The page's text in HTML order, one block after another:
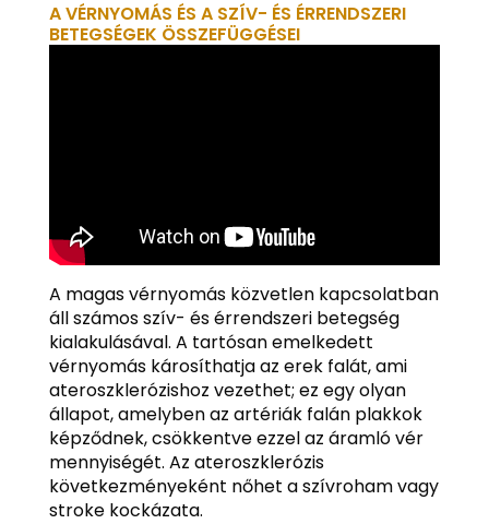
A VÉRNYOMÁS ÉS A SZÍV- ÉS ÉRRENDSZERI
BETEGSÉGEK ÖSSZEFÜGGÉSEI
A magas vérnyomás közvetlen kapcsolatban
áll számos szív- és érrendszeri betegség
kialakulásával. A tartósan emelkedett
vérnyomás károsíthatja az erek falát, ami
ateroszklerózishoz vezethet; ez egy olyan
állapot, amelyben az artériák falán plakkok
képződnek, csökkentve ezzel az áramló vér
mennyiségét. Az ateroszklerózis
következményeként nőhet a szívroham vagy
stroke kockázata.